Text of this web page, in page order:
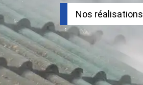
Nos réalisations